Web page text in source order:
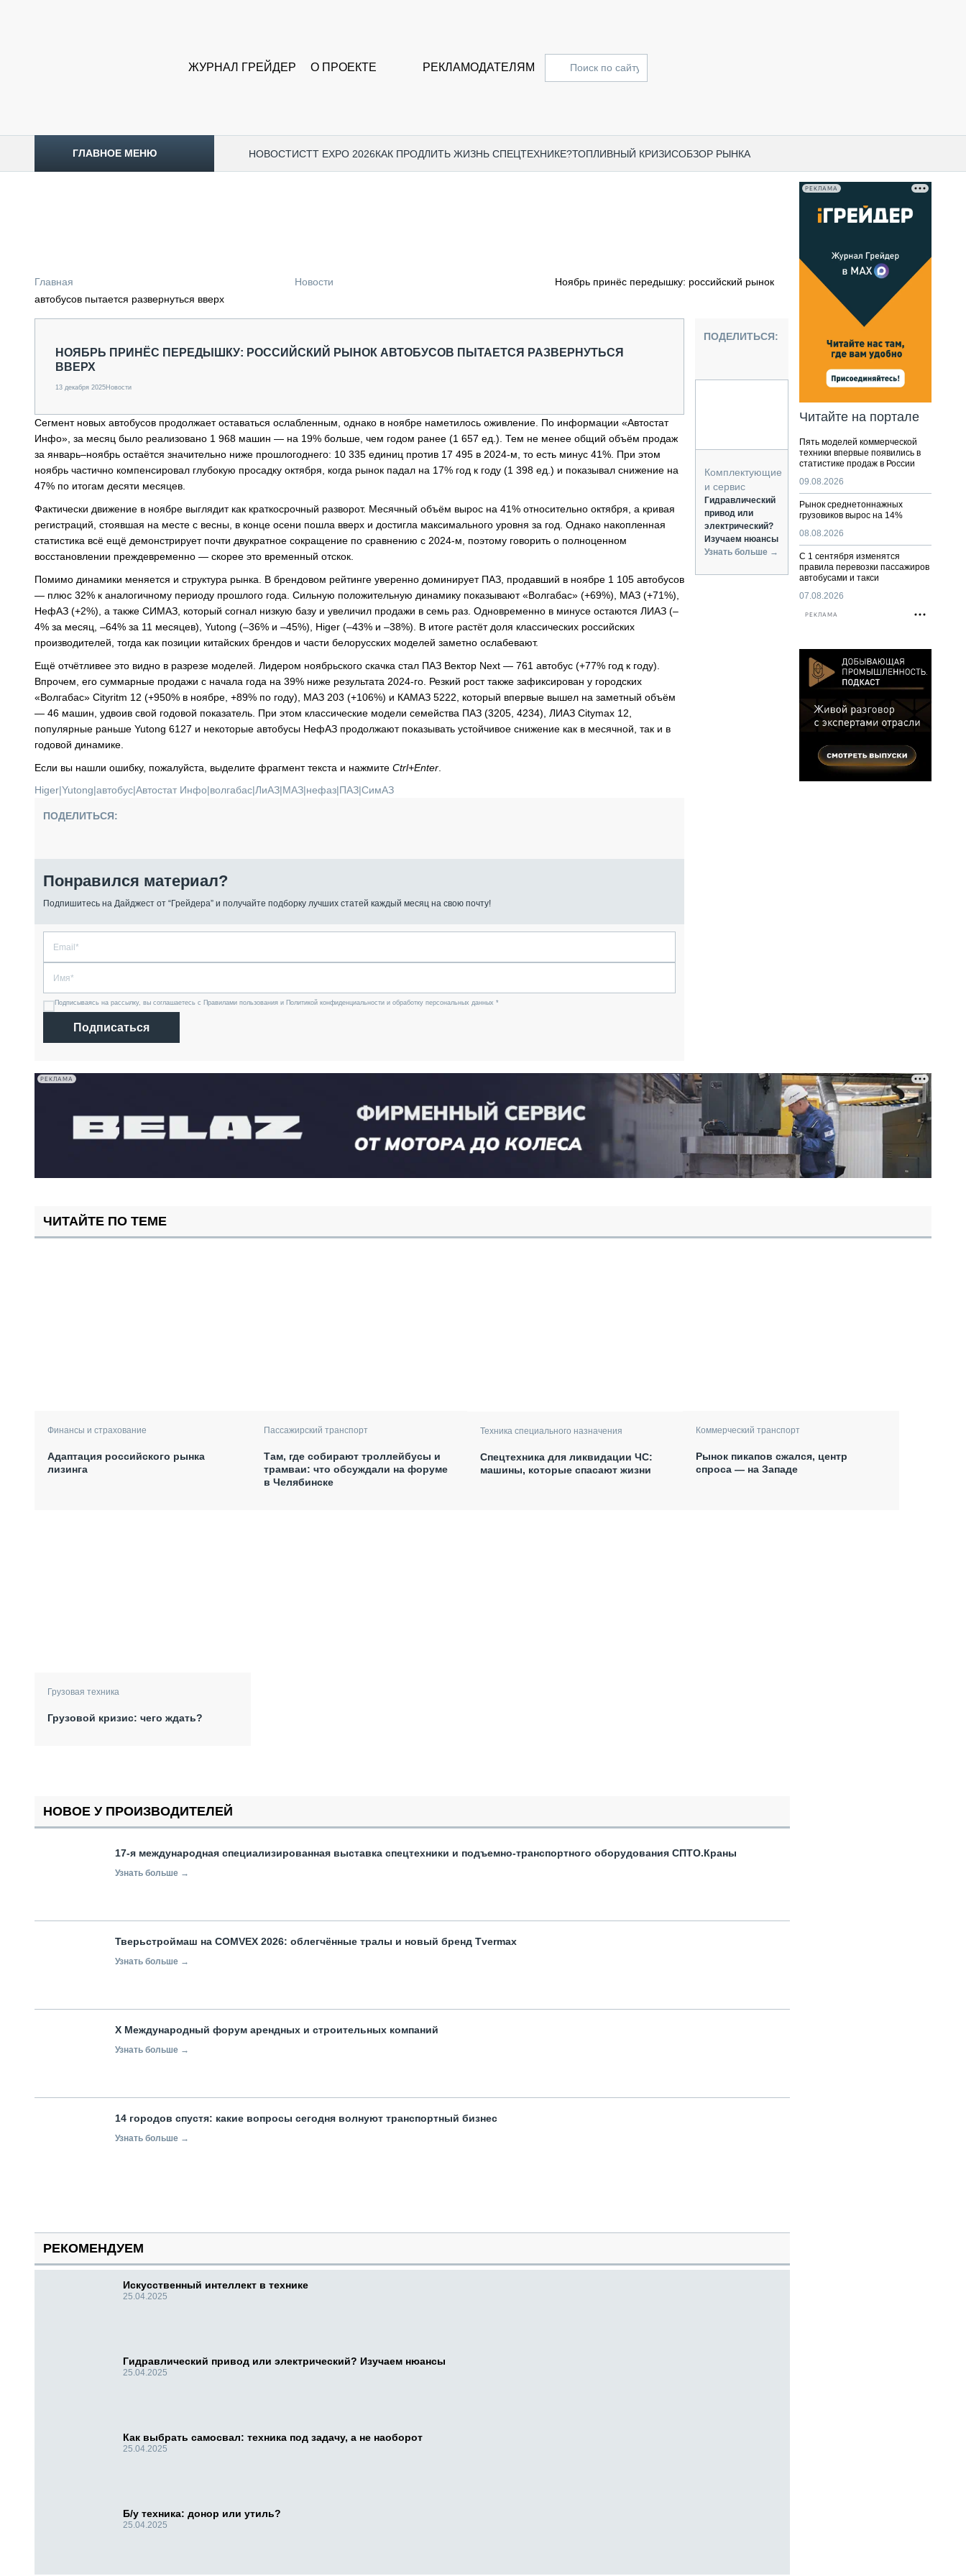
ЖУРНАЛ ГРЕЙДЕР О ПРОЕКТЕ РЕКЛАМОДАТЕЛЯМ
ГЛАВНОЕ МЕНЮ НОВОСТИCTT EXPO 2026КАК ПРОДЛИТЬ ЖИЗНЬ СПЕЦТЕХНИКЕ?ТОПЛИВНЫЙ КРИЗИСОБЗОР РЫНКА
ОБЗОР РЫНКА
ГРУЗОПЕРЕВОЗКИ
ФИНАНСЫ, ЛИЗИНГ, СТРАХОВАНИЕ
ТЕХНИКА КРУПНЫМ ПЛАНОМ
ТЕХНОЛОГИИ
ДОРОЖНАЯ ИНДУСТРИЯ
СЕРВИСМЕНЫ
ПОДЪЁМНАЯ ТЕХНИКА
ПАССАЖИРСКИЙ ТРАНСПОРТ
ЛОГИСТИКА И СКЛАД
АВТОМАТИЗАЦИЯ И ТЕХНОЛОГИИ
Главная Новости
Ноябрь принёс передышку: российский рынок
автобусов пытается развернуться вверх
НОЯБРЬ ПРИНЁС ПЕРЕДЫШКУ: РОССИЙСКИЙ РЫНОК АВТОБУСОВ ПЫТАЕТСЯ РАЗВЕРНУТЬСЯ
ВВЕРХ
13 декабря 2025Новости
Сегмент новых автобусов продолжает оставаться ослабленным, однако в ноябре наметилось оживление. По информации «Автостат
Инфо», за месяц было реализовано 1 968 машин — на 19% больше, чем годом ранее (1 657 ед.). Тем не менее общий объём продаж
за январь–ноябрь остаётся значительно ниже прошлогоднего: 10 335 единиц против 17 495 в 2024-м, то есть минус 41%. При этом
ноябрь частично компенсировал глубокую просадку октября, когда рынок падал на 17% год к году (1 398 ед.) и показывал снижение на
47% по итогам десяти месяцев.
Фактически движение в ноябре выглядит как краткосрочный разворот. Месячный объём вырос на 41% относительно октября, а кривая
регистраций, стоявшая на месте с весны, в конце осени пошла вверх и достигла максимального уровня за год. Однако накопленная
статистика всё ещё демонстрирует почти двукратное сокращение по сравнению с 2024-м, поэтому говорить о полноценном
восстановлении преждевременно — скорее это временный отскок.
Помимо динамики меняется и структура рынка. В брендовом рейтинге уверенно доминирует ПАЗ, продавший в ноябре 1 105 автобусов
— плюс 32% к аналогичному периоду прошлого года. Сильную положительную динамику показывают «Волгабас» (+69%), МАЗ (+71%),
НефАЗ (+2%), а также СИМАЗ, который согнал низкую базу и увеличил продажи в семь раз. Одновременно в минусе остаются ЛИАЗ (–
4% за месяц, –64% за 11 месяцев), Yutong (–36% и –45%), Higer (–43% и –38%). В итоге растёт доля классических российских
производителей, тогда как позиции китайских брендов и части белорусских моделей заметно ослабевают.
Ещё отчётливее это видно в разрезе моделей. Лидером ноябрьского скачка стал ПАЗ Вектор Next — 761 автобус (+77% год к году).
Впрочем, его суммарные продажи с начала года на 39% ниже результата 2024-го. Резкий рост также зафиксирован у городских
«Волгабас» Cityritm 12 (+950% в ноябре, +89% по году), МАЗ 203 (+106%) и КАМАЗ 5222, который впервые вышел на заметный объём
— 46 машин, удвоив свой годовой показатель. При этом классические модели семейства ПАЗ (3205, 4234), ЛИАЗ Citymax 12,
популярные раньше Yutong 6127 и некоторые автобусы НефАЗ продолжают показывать устойчивое снижение как в месячной, так и в
годовой динамике.
Если вы нашли ошибку, пожалуйста, выделите фрагмент текста и нажмите Ctrl+Enter
Higer|Yutong|автобус|Автостат Инфо|волгабас|ЛиАЗ|МАЗ|нефаз|ПАЗ|СимАЗ
ПОДЕЛИТЬСЯ:
Понравился материал?
Подпишитесь на Дайджест от “Грейдера” и получайте подборку лучших статей каждый месяц на свою почту!
Подписываясь на рассылку, вы соглашаетесь с Правилами пользования и Политикой конфиденциальности и обработку персональных данных *
Подписаться
ПОДЕЛИТЬСЯ:
Комплектующие
и сервис
Гидравлический
привод или
электрический?
Изучаем нюансы
Узнать больше →
РЕКЛАМА
Читайте на портале
Пять моделей коммерческой
техники впервые появились в
статистике продаж в России
09.08.2026
Рынок среднетоннажных
грузовиков вырос на 14%
08.08.2026
С 1 сентября изменятся
правила перевозки пассажиров
автобусами и такси
07.08.2026
РЕКЛАМА
РЕКЛАМА
ЧИТАЙТЕ ПО ТЕМЕ
Финансы и страхование
Адаптация российского рынка
лизинга
Пассажирский транспорт
Там, где собирают троллейбусы и
трамваи: что обсуждали на форуме
в Челябинске
Техника специального назначения
Спецтехника для ликвидации ЧС:
машины, которые спасают жизни
Коммерческий транспорт
Рынок пикапов сжался, центр
спроса — на Западе
Грузовая техника
Грузовой кризис: чего ждать?
НОВОЕ У ПРОИЗВОДИТЕЛЕЙ
17-я международная специализированная выставка спецтехники и подъемно-транспортного оборудования СПТО.Краны
Узнать больше →
Тверьстроймаш на COMVEX 2026: облегчённые тралы и новый бренд Tvermax
Узнать больше →
X Международный форум арендных и строительных компаний
Узнать больше →
14 городов спустя: какие вопросы сегодня волнуют транспортный бизнес
Узнать больше →
РЕКОМЕНДУЕМ
Искусственный интеллект в технике
25.04.2025
Гидравлический привод или электрический? Изучаем нюансы
25.04.2025
Как выбрать самосвал: техника под задачу, а не наоборот
25.04.2025
Б/у техника: донор или утиль?
25.04.2025